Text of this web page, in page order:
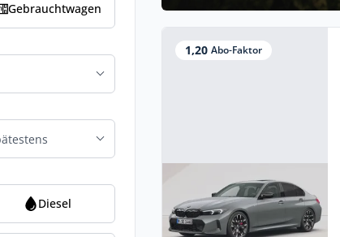
Gebrauchtwagen
Diesel
1,20 Abo-Faktor